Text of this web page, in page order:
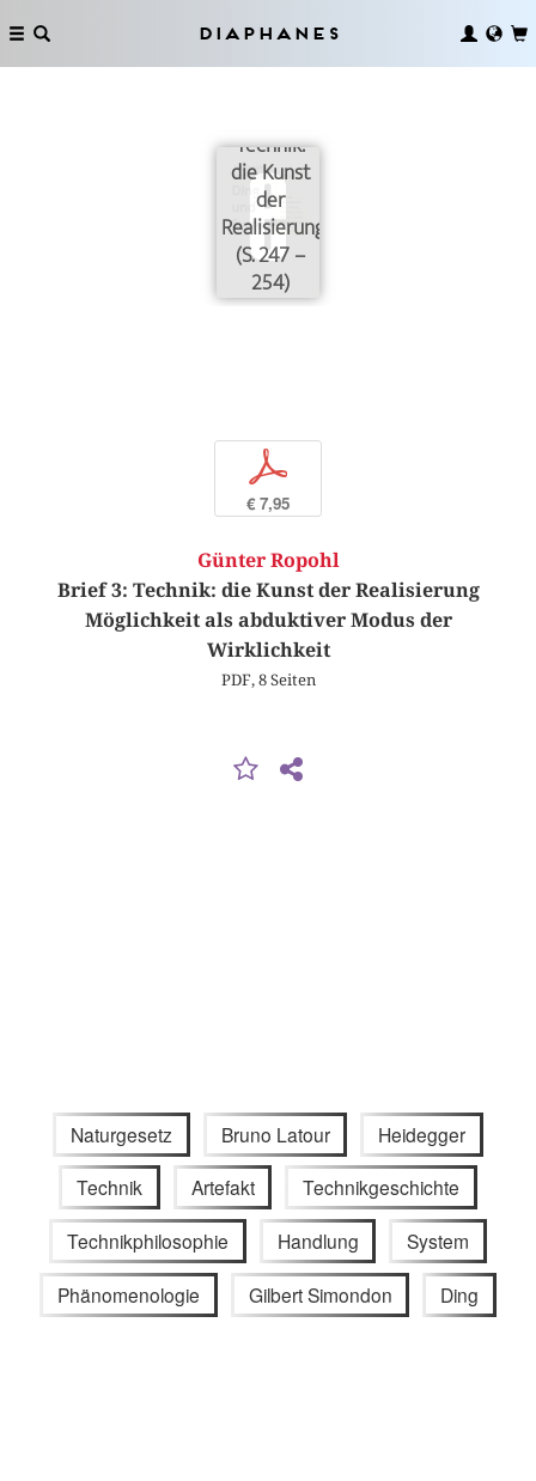
Diaphanes
Technik:
die Kunst
der
Realisierung
(S. 247 –
254)
p
€ 7,95
Günter Ropohl
Brief 3: Technik: die Kunst der Realisierung
Möglichkeit als abduktiver Modus der
Wirklichkeit
PDF, 8 Seiten
Naturgesetz Bruno Latour Heidegger
Technik Artefakt Technikgeschichte
Technikphilosophie Handlung System
Phänomenologie Gilbert Simondon Ding